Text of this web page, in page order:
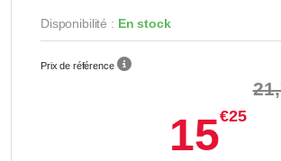
Disponibilité : En stock
Prix de référence
15€25